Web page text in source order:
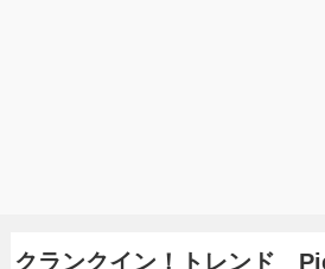
クランクイン！トレンド